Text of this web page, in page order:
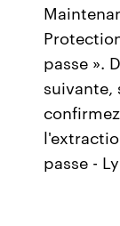
passe ».
suivante,
passe -